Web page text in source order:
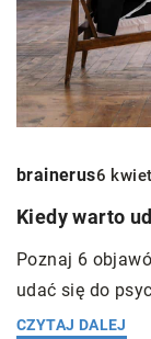
brainerus6
Kiedy warto
Poznaj 6
udać się do
CZYTAJ DALEJ